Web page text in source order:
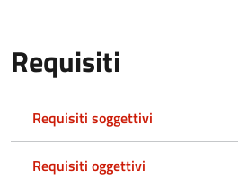
Requisiti
Requisiti soggettivi
Requisiti oggettivi